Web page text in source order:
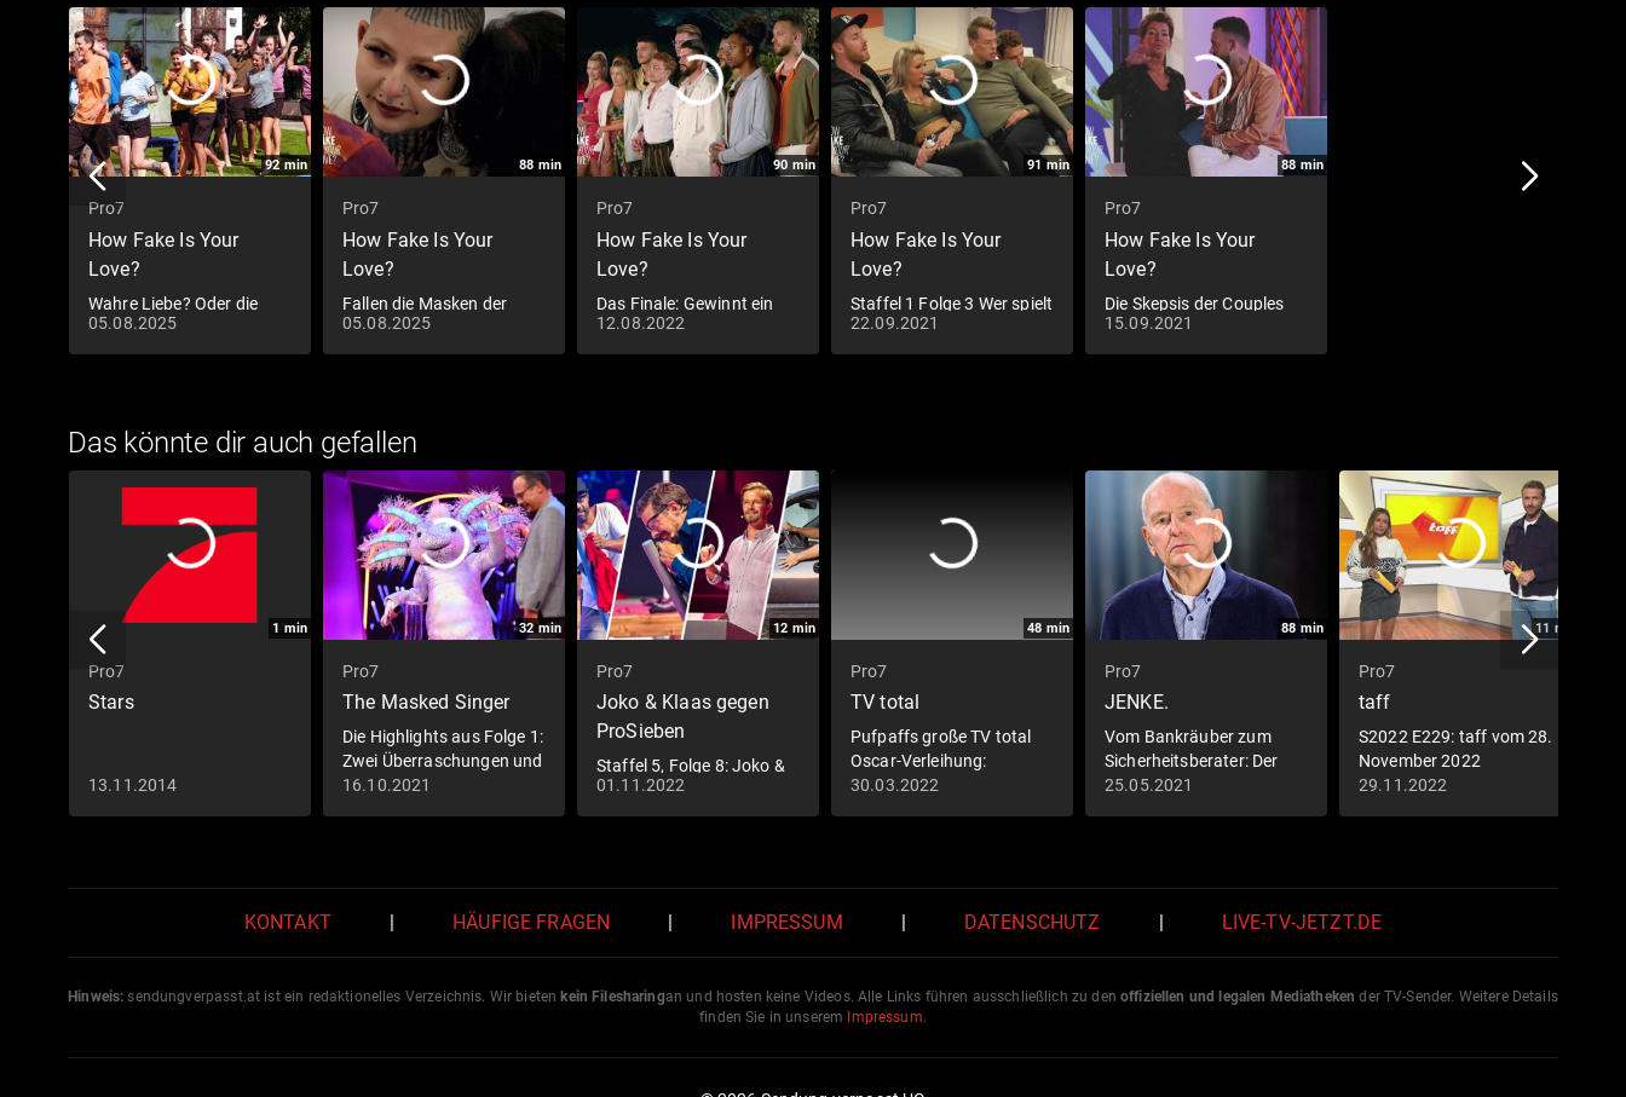
92min
Pro7
How Fake Is Your
Love?
Wahre Liebe? Oder die
perfekte Liebeslüge?
05.08.2025
88 min
Pro7
How Fake Is Your
Love?
Fallen die Masken der
Fake-Couples?
05.08.2025
90 min
Pro7
How Fake Is Your
Love?
Das Finale: Gewinnt ein
echtes Paar?
12.08.2022
91 min
Pro7
How Fake Is Your
Love?
Staffel 1 Folge 3 Wer spielt
ein falsches Spiel?
22.09.2021
88 min
Pro7
How Fake Is Your
Love?
Die Skepsis der Couples
wird größer
15.09.2021
Das könnte dir auch gefallen
1 min
Pro7
Stars
13.11.2014
32min
Pro7
The Masked Singer
Die Highlights aus Folge 1:
Zwei Überraschungen und
eine feurig
16.10.2021
12 min
Pro7
Joko & Klaas gegen
ProSieben
Staffel 5, Folge 8: Joko &
Klaas müssen alle Regeln
brechen
01.11.2022
48 min
Pro7
TV total
Pufpaffs große TV total
Oscar-Verleihung:
Volltanken und Gas ge
30.03.2022
88 min
Pro7
JENKE.
Vom Bankräuber zum
Sicherheitsberater: Der
Fall Siegfried Massa
25.05.2021
11 min
Pro7
taff
S2022 E229: taff vom 28.
November 2022
29.11.2022
KONTAKT HÄUFIGE FRAGEN IMPRESSUM DATENSCHUTZ LIVE-TV-JETZT.DE
Hinweis: sendungverpasst.at ist ein redaktionelles Verzeichnis. Wir bieten kein Filesharingan und hosten keine Videos. Alle Links führen ausschließlich zu den offiziellen und legalen Mediatheken der TV-Sender. Weitere Details
finden Sie in unserem Impressum.